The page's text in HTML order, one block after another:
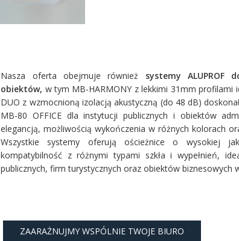
Nasza oferta obejmuje również systemy ALUPROF
obiektów, w tym MB-HARMONY z lekkimi 31mm profilami
DUO z wzmocnioną izolacją akustyczną (do 48 dB)
MB-80 OFFICE dla instytucji publicznych i obiektów
elegancją, możliwością wykończenia w różnych kolorach
Wszystkie systemy oferują ościeżnice o wysokiej
kompatybilność z różnymi typami szkła i wypełnień,
publicznych, firm turystycznych oraz obiektów biznesowych
ZAARAŻNUJMY WSPÓLNIE TWOJE BIURO